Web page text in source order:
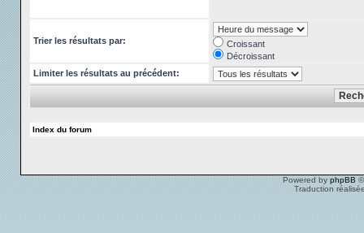
Trier les résultats par:
Croissant
Décroissant
Limiter les résultats au précédent:
Index du forum
Powered by phpBB
Traduction